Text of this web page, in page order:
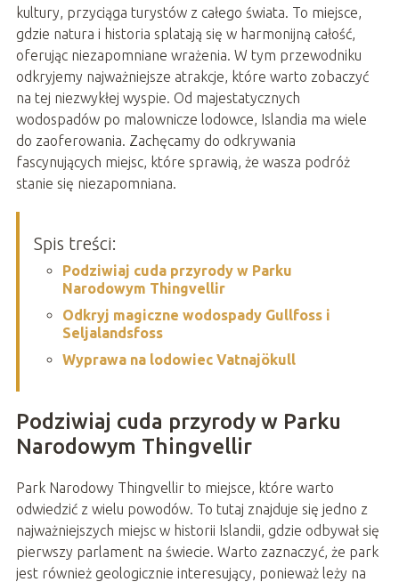
kultury, przyciąga turystów z całego świata. To miejsce,
gdzie natura i historia splatają się w harmonijną całość,
oferując niezapomniane wrażenia. W tym przewodniku
odkryjemy najważniejsze atrakcje, które warto zobaczyć
na tej niezwykłej wyspie. Od majestatycznych
wodospadów po malownicze lodowce, Islandia ma wiele
do zaoferowania. Zachęcamy do odkrywania
fascynujących miejsc, które sprawią, że wasza podróż
stanie się niezapomniana.
Spis treści:
Podziwiaj cuda przyrody w Parku
Narodowym Thingvellir
Odkryj magiczne wodospady Gullfoss i
Seljalandsfoss
Wyprawa na lodowiec Vatnajökull
Podziwiaj cuda przyrody w Parku
Narodowym Thingvellir
Park Narodowy Thingvellir to miejsce, które warto
odwiedzić z wielu powodów. To tutaj znajduje się jedno z
najważniejszych miejsc w historii Islandii, gdzie odbywał się
pierwszy parlament na świecie. Warto zaznaczyć, że park
jest również geologicznie interesujący, ponieważ leży na